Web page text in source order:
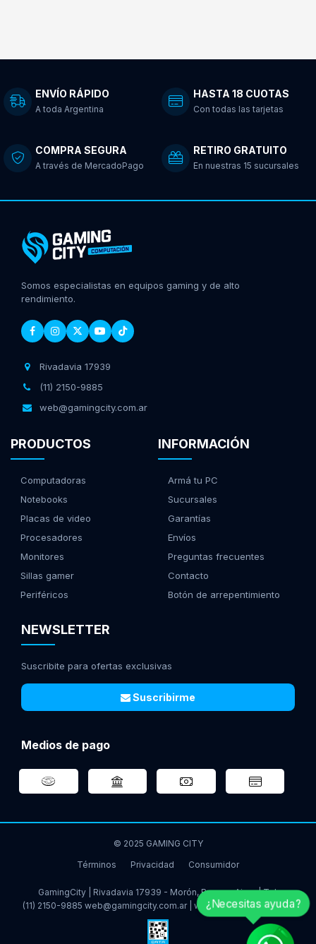
ENVÍO RÁPIDO
A toda Argentina
HASTA 18 CUOTAS
Con todas las tarjetas
COMPRA SEGURA
A través de MercadoPago
RETIRO GRATUITO
En nuestras 15 sucursales
Somos especialistas en equipos gaming y de alto
rendimiento.
Rivadavia 17939
(11) 2150-9885
web@gamingcity.com.ar
PRODUCTOS
Computadoras
Notebooks
Placas de video
Procesadores
Monitores
Sillas gamer
Periféricos
INFORMACIÓN
Armá tu PC
Sucursales
Garantías
Envíos
Preguntas frecuentes
Contacto
Botón de arrepentimiento
NEWSLETTER
Suscribite para ofertas exclusivas
Suscribirme
Medios de pago
© 2025 GAMING CITY
Términos
Privacidad Consumidor
GamingCity | Rivadavia 17939 - Morón, Buenos Aires | Tel:
(11) 2150-9885 web@gamingcity.com.ar www.gamingcity.com.ar
¿Necesitas ayuda?